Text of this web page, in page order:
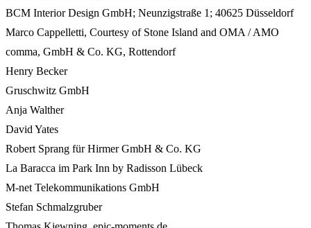
BCM Interior Design GmbH; Neunzigstraße 1; 40625 Düsseldorf
Marco Cappelletti, Courtesy of Stone Island and OMA / AMO
comma, GmbH & Co. KG, Rottendorf
Henry Becker
Gruschwitz GmbH
Anja Walther
David Yates
Robert Sprang für Hirmer GmbH & Co. KG
La Baracca im Park Inn by Radisson Lübeck
M-net Telekommunikations GmbH
Stefan Schmalzgruber